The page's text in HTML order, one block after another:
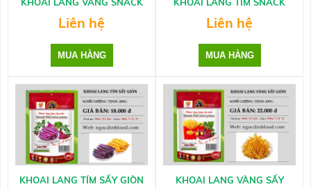
Liên hệ Liên hệ
KHOAI LANG TÍM SẤY GIÒN
KHOAI LANG VÀNG SẤY